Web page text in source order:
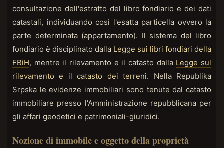
consultazione dell'estratto del libro fondiario e dei dati
catastali, individuando così l'esatta particella ovvero la
parte determinata (appartamento). Il sistema del libro
fondiario è disciplinato dalla Legge sui libri fondiari della
FBiH, mentre il rilevamento e il catasto dalla Legge sul
rilevamento e il catasto dei terreni. Nella Republika
Srpska le evidenze immobiliari sono tenute dal catasto
immobiliare presso l'Amministrazione repubblicana per
gli affari geodetici e patrimoniali-giuridici.
Nozione di immobile e oggetto della proprietà